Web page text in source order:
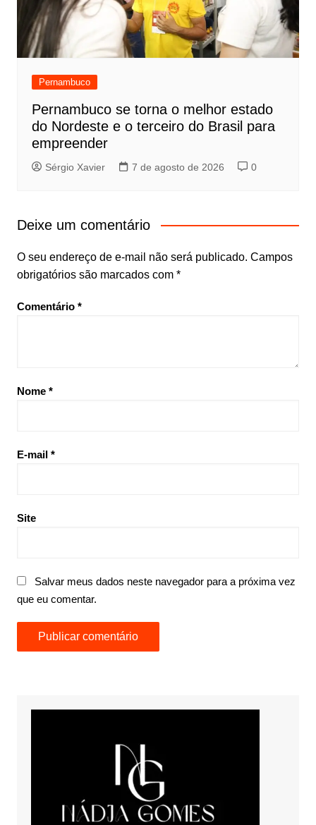
Pernambuco
Pernambuco se torna o melhor estado
do Nordeste e o terceiro do Brasil para
empreender
Sérgio Xavier 7 de agosto de 2026 0
Deixe um comentário
O seu endereço de e-mail não será publicado. Campos
obrigatórios são marcados com *
Comentário *
Nome *
E-mail *
Site
Salvar meus dados neste navegador para a próxima vez
que eu comentar.